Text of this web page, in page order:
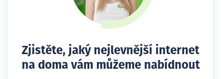
Zjistěte, jaký nejlevnější internet
na doma vám můžeme nabídnout